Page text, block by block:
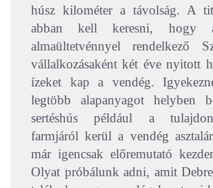
húsz kilométer a távolság. A
abban kell keresni, hogy
almaültetvénnyel rendelkező
vállalkozásaként két éve nyitott
ízeket kap a vendég.
legtöbb alapanyagot helyben
sertéshús például a
farmjáról kerül a vendég
már igencsak előremutató
Olyat próbálunk adni, amit